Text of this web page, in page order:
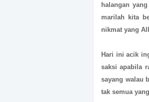
halangan
marilah kita
nikmat yang
Hari ini acik
saksi apabila
sayang walau
tak semua